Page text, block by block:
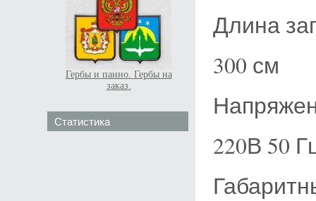
Гербы и панно. Гербы на
заказ.
Статистика
Длина
300 см
220В 50